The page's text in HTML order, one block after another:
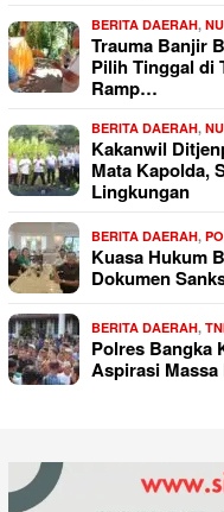
BERITA DAERAH,
Trauma Banjir
Pilih Tinggal di
Ramp…
BERITA DAERAH,
Kakanwil
Mata Kapolda,
Lingkungan
BERITA DAERAH,
Kuasa Hukum
Dokumen
BERITA DAERAH,
Polres Bangka
Aspirasi